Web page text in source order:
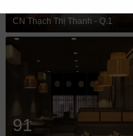
CN Thạch Thị Thanh - Q.1
91